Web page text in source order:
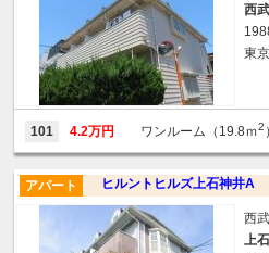
西
東
101 4.2万円 ワンルーム（19.8ｍ2
ヒルントヒルズ上石神井A
アパート
西
上